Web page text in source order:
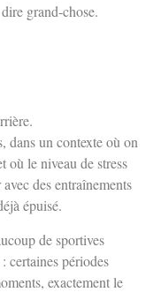
grand-chose.
dans un contexte où on
où le niveau de stress
des entraînements
épuisé.
de sportives
certaines périodes
exactement le